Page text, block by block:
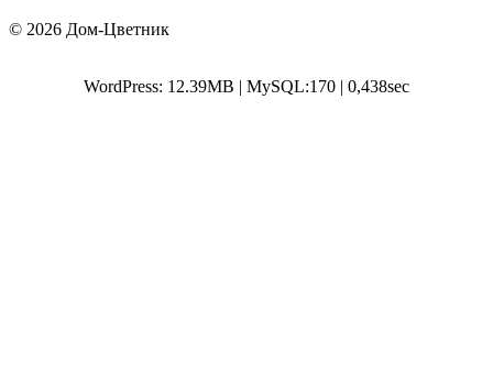
© 2026 Дом-Цветник
WordPress: 12.39MB | MySQL:170 | 0,438sec